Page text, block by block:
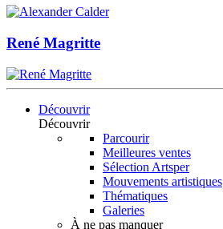
René Magritte
Découvrir
Découvrir
Parcourir
Meilleures ventes
Sélection Artsper
Mouvements artistiques
Thématiques
Galeries
À ne pas manquer